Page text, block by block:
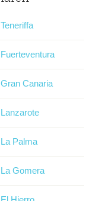
Canaria
Palma
Gomera